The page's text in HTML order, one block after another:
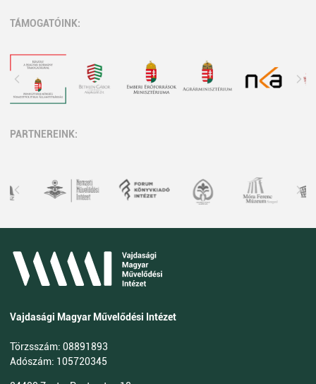
TÁMOGATÓINK:
PARTNEREINK:
Vajdasági Magyar Művelődési Intézet
Törzsszám: 08891893
Adószám: 105720345